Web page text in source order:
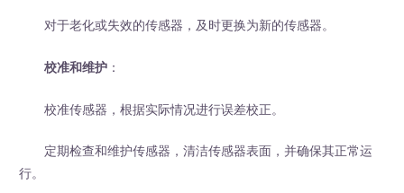
对于老化或失效的传感器，及时更换为新的传感器。
校准和维护 ：
校准传感器，根据实际情况进行误差校正。
定期检查和维护传感器，清洁传感器表面，并确保其正常运
行。